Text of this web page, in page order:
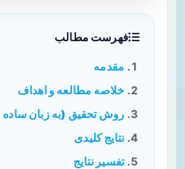
فهرست مطالب
مقدمه
خلاصه مطالعه و اهداف
روش تحقیق (به زبان ساده
نتایج کلیدی
تفسیر نتایج